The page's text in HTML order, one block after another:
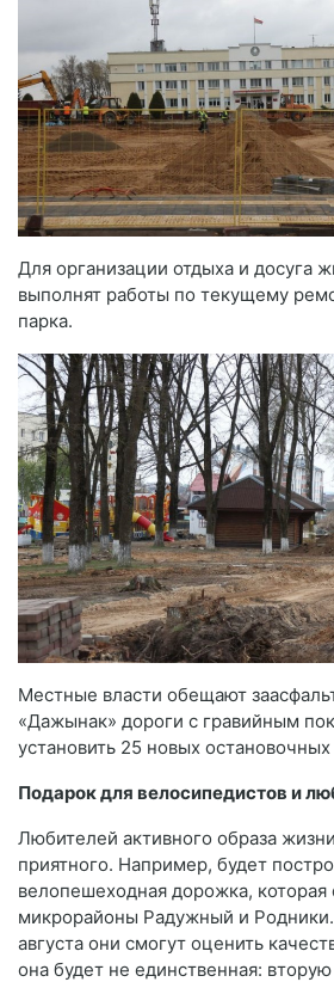
Для организации отдыха и досуга
выполнят работы по текущему
парка.
Местные власти обещают
«Дажынак» дороги с гравийным
установить 25 новых остановочных
Подарок для велосипедистов и
Любителей активного образа
приятного. Например, будет
велопешеходная дорожка, которая
микрорайоны Радужный и
августа они смогут оценить
она будет не единственная: